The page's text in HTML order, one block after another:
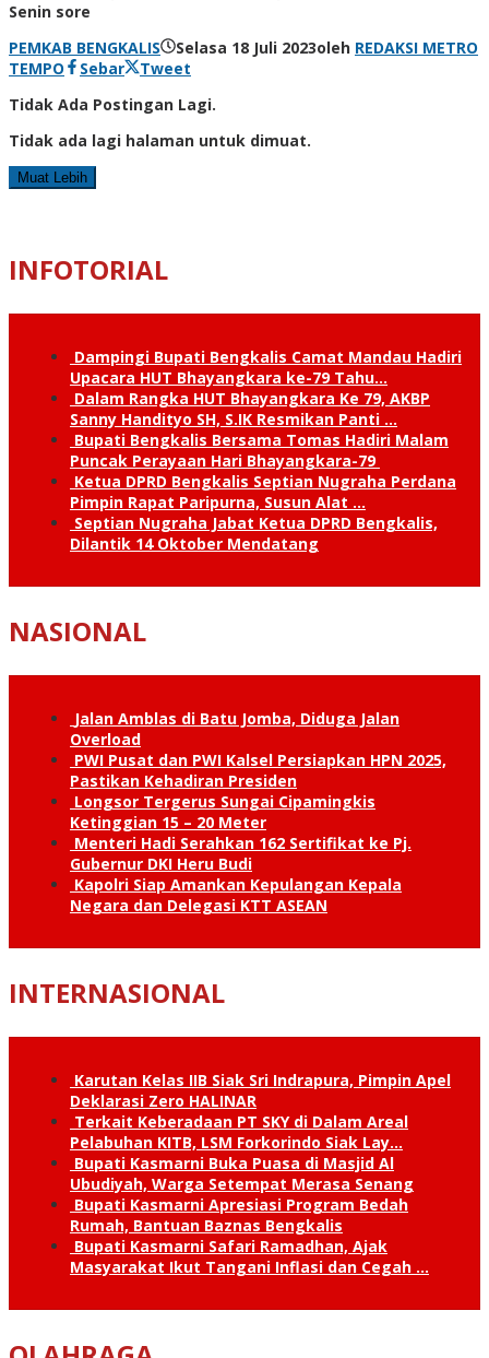
Senin sore
PEMKAB BENGKALIS
Selasa 18 Juli 2023oleh REDAKSI METRO
TEMPO
Sebar
Tweet
Tidak Ada Postingan Lagi.
Tidak ada lagi halaman untuk dimuat.
Muat Lebih
INFOTORIAL
Dampingi Bupati Bengkalis Camat Mandau Hadiri
Upacara HUT Bhayangkara ke-79 Tahu…
Dalam Rangka HUT Bhayangkara Ke 79, AKBP
Sanny Handityo SH, S.IK Resmikan Panti …
Bupati Bengkalis Bersama Tomas Hadiri Malam
Puncak Perayaan Hari Bhayangkara-79
Ketua DPRD Bengkalis Septian Nugraha Perdana
Pimpin Rapat Paripurna, Susun Alat …
Septian Nugraha Jabat Ketua DPRD Bengkalis,
Dilantik 14 Oktober Mendatang
NASIONAL
Jalan Amblas di Batu Jomba, Diduga Jalan
Overload
PWI Pusat dan PWI Kalsel Persiapkan HPN 2025,
Pastikan Kehadiran Presiden
Longsor Tergerus Sungai Cipamingkis
Ketinggian 15 – 20 Meter
Menteri Hadi Serahkan 162 Sertifikat ke Pj.
Gubernur DKI Heru Budi
Kapolri Siap Amankan Kepulangan Kepala
Negara dan Delegasi KTT ASEAN
INTERNASIONAL
Karutan Kelas IIB Siak Sri Indrapura, Pimpin Apel
Deklarasi Zero HALINAR
Terkait Keberadaan PT SKY di Dalam Areal
Pelabuhan KITB, LSM Forkorindo Siak Lay…
Bupati Kasmarni Buka Puasa di Masjid Al
Ubudiyah, Warga Setempat Merasa Senang
Bupati Kasmarni Apresiasi Program Bedah
Rumah, Bantuan Baznas Bengkalis
Bupati Kasmarni Safari Ramadhan, Ajak
Masyarakat Ikut Tangani Inflasi dan Cegah …